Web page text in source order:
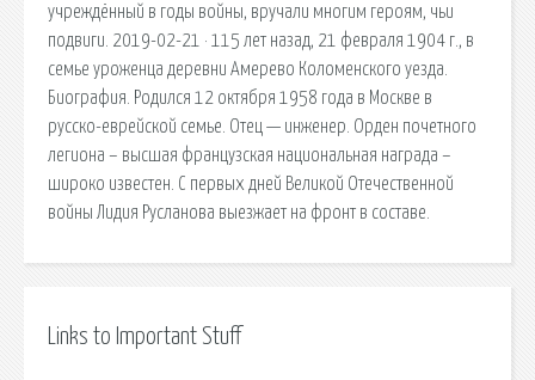
учреждённый в годы войны, вручали многим героям, чьи
подвиги. 2019-02-21 · 115 лет назад, 21 февраля 1904 г., в
семье уроженца деревни Амерево Коломенского уезда.
Биография. Родился 12 октября 1958 года в Москве в
русско-еврейской семье. Отец — инженер. Орден почетного
легиона – высшая французская национальная награда –
широко известен. С первых дней Великой Отечественной
войны Лидия Русланова выезжает на фронт в составе.
Links to Important Stuff